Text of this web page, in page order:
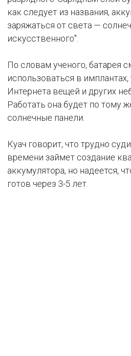
как следует из названия,
заряжаться от света —
искусственного".
По словам ученого, батарея
использоваться в имплантах,
Интернета вещей и других
Работать она будет по тому
солнечные панели.
Куач говорит, что трудно
времени займет создание
аккумулятора, но надеется,
готов через 3-5 лет.